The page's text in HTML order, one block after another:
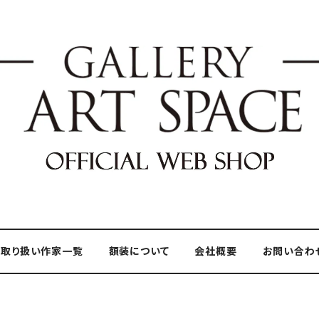
取り扱い作家一覧 額装について 会社概要 お問い合わ